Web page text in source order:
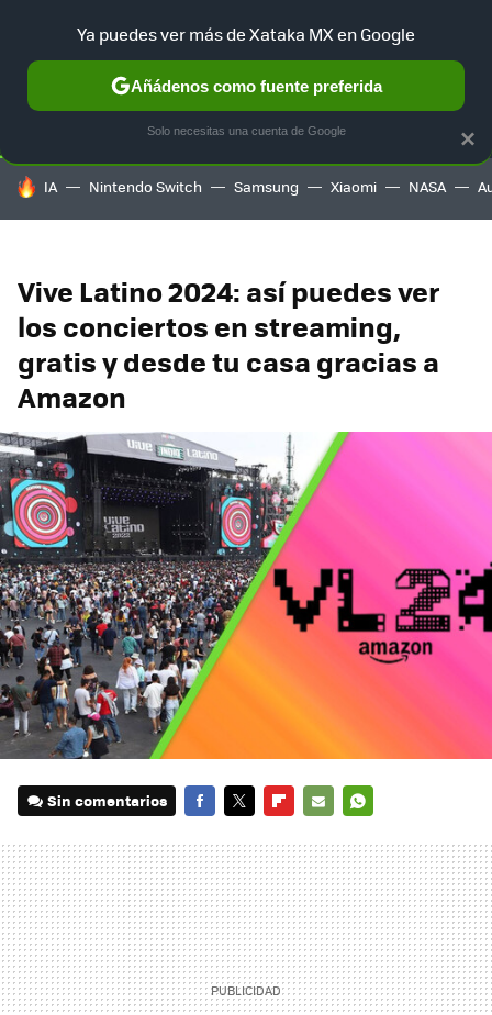
SELECCIÓN GAMING HOME AUTO TERRITORIO
HOY SE HABLA DE
IA Nintendo Switch Samsung Xiaomi NASA
Vive Latino 2024: así puedes ver
los conciertos en streaming,
gratis y desde tu casa gracias a
Amazon
Sin comentarios
MAIL
×
Ya puedes ver más de Xataka MX en Google
Añádenos como fuente preferida
Solo necesitas una cuenta de Google